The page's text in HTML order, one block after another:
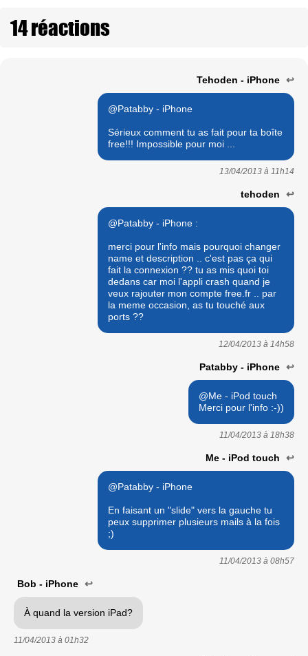
14 réactions
Tehoden - iPhone ↩
@Patabby - iPhone
Sérieux comment tu as fait pour ta boîte
free!!! Impossible pour moi ...
13/04/2013 à 11h14
tehoden ↩
@Patabby - iPhone :
merci pour l'info mais pourquoi changer
name et description .. c'est pas ça qui
fait la connexion ?? tu as mis quoi toi
dedans car moi l'appli crash quand je
veux rajouter mon compte free.fr .. par
la meme occasion, as tu touché aux
ports ??
12/04/2013 à 14h58
Patabby - iPhone ↩
@Me - iPod touch
Merci pour l'info :-))
11/04/2013 à 18h38
Me - iPod touch ↩
@Patabby - iPhone
En faisant un "slide" vers la gauche tu
peux supprimer plusieurs mails à la fois
;)
11/04/2013 à 08h57
Bob - iPhone ↩
À quand la version iPad?
11/04/2013 à 01h32